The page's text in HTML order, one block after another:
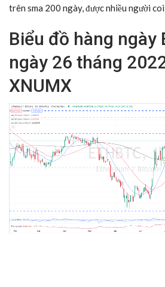
trên sma 200 ngày, được nhiều người
Biểu đồ hàng ngày
ngày 26 tháng
XNUMX